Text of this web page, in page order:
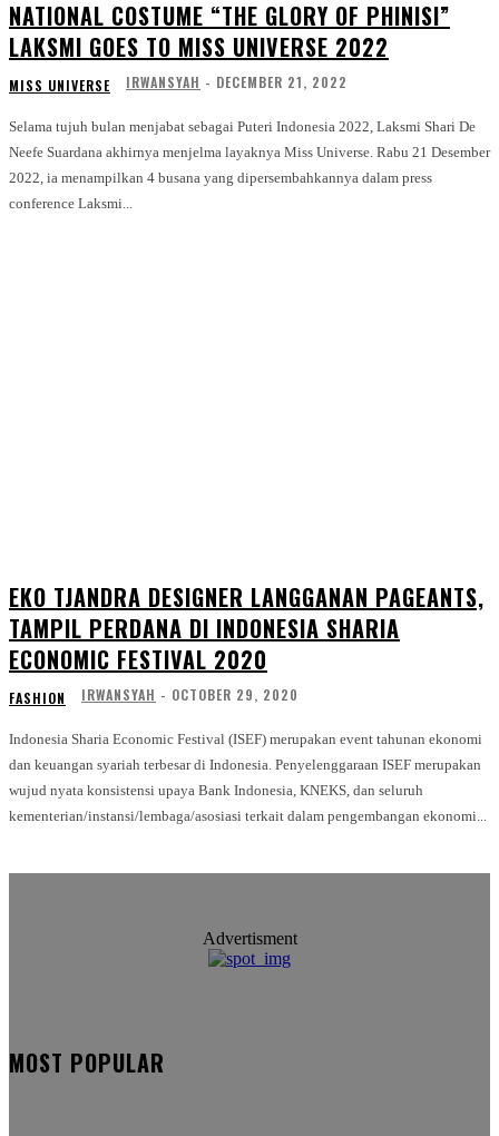
NATIONAL COSTUME “THE GLORY OF PHINISI”
LAKSMI GOES TO MISS UNIVERSE 2022
MISS UNIVERSE IRWANSYAH - DECEMBER 21, 2022
Selama tujuh bulan menjabat sebagai Puteri Indonesia 2022, Laksmi Shari De
Neefe Suardana akhirnya menjelma layaknya Miss Universe. Rabu 21 Desember
2022, ia menampilkan 4 busana yang dipersembahkannya dalam press
conference Laksmi...
EKO TJANDRA DESIGNER LANGGANAN PAGEANTS,
TAMPIL PERDANA DI INDONESIA SHARIA
ECONOMIC FESTIVAL 2020
FASHION IRWANSYAH - OCTOBER 29, 2020
Indonesia Sharia Economic Festival (ISEF) merupakan event tahunan ekonomi
dan keuangan syariah terbesar di Indonesia. Penyelenggaraan ISEF merupakan
wujud nyata konsistensi upaya Bank Indonesia, KNEKS, dan seluruh
kementerian/instansi/lembaga/asosiasi terkait dalam pengembangan ekonomi...
Advertisment
MOST POPULAR